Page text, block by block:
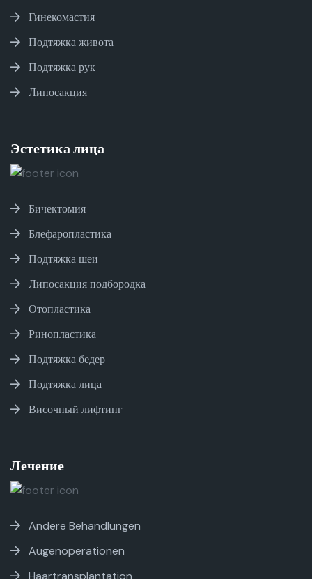
Гинекомастия
Подтяжка живота
Подтяжка рук
Липосакция
Эстетика лица
Бичектомия
Блефаропластика
Подтяжка шеи
Липосакция подбородка
Отопластика
Ринопластика
Подтяжка бедер
Подтяжка лица
Височный лифтинг
Лечение
Andere Behandlungen
Augenoperationen
Haartransplantation